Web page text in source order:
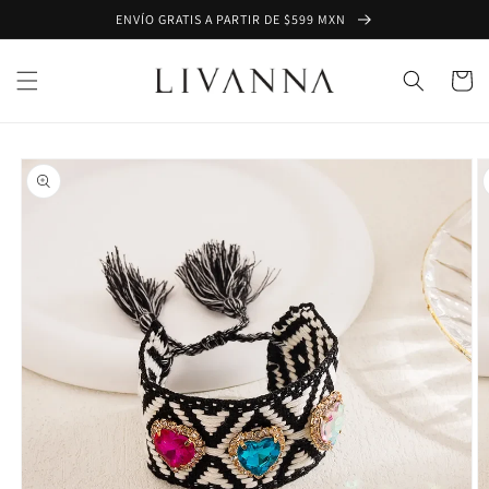
directamente
al contenido
ENVÍO GRATIS A PARTIR DE $599 MXN
Carrito
directamente
a la
información